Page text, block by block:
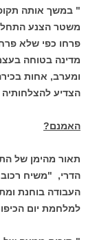
משטר הצנע
מדינה בטוחה
ומערב, אחות
הצדיע
האמנם?
תאור מהימן של
הדרי, "משיח
העבודה בוחנת
למלחמת יום